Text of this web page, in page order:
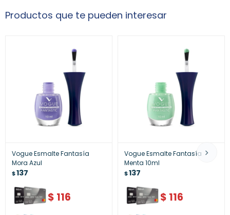
Productos que te pueden interesar
Vogue Esmalte Fantasía
Mora Azul
$137
$ 116
Vogue Esmalte Fantasía
Menta 10ml
$137
$ 116